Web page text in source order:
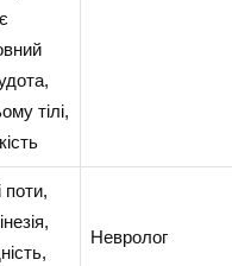
тілі,
поти,
Невролог